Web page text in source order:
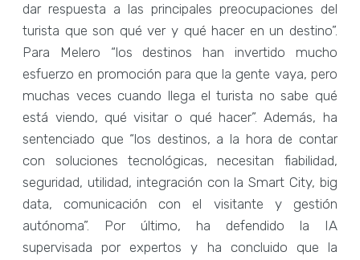
dar respuesta a las principales preocupaciones del
turista que son qué ver y qué hacer en un destino”.
Para Melero “los destinos han invertido mucho
esfuerzo en promoción para que la gente vaya, pero
muchas veces cuando llega el turista no sabe qué
está viendo, qué visitar o qué hacer”. Además, ha
sentenciado que “los destinos, a la hora de contar
con soluciones tecnológicas, necesitan fiabilidad,
seguridad, utilidad, integración con la Smart City, big
data, comunicación con el visitante y gestión
autónoma”. Por último, ha defendido la IA
supervisada por expertos y ha concluido que la